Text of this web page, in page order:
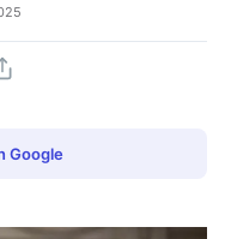
Google